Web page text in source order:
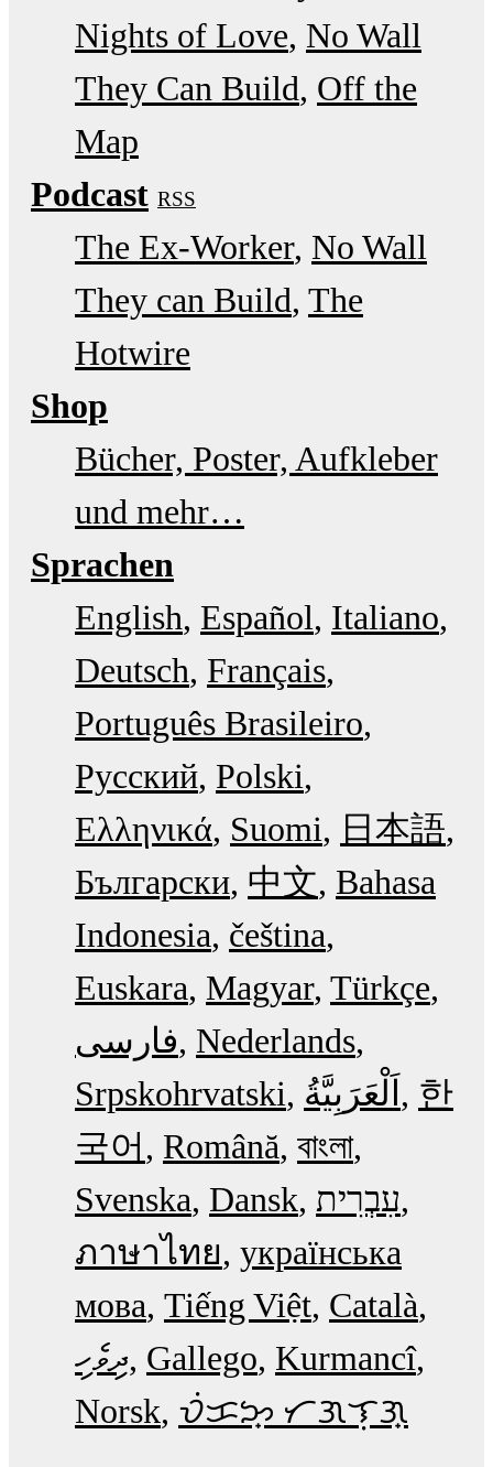
Nights of Love No Wall
They Can Build Off the
Map
Podcast RSS
The Ex-Worker No Wall
They can Build The
Hotwire
Shop
Bücher, Poster, Aufkleber
und mehr…
Sprachen
English Español Italiano
Deutsch Français
Português Brasileiro
Русский Polski
Ελληνικά Suomi
日本語
Български 中文 Bahasa
Indonesia čeština
Euskara Magyar Türkçe
فارسی Nederlands
Srpskohrvatski
한
국어
Română বাংলা
Svenska Dansk עִבְרִית
ภาษาไทย українська
мова Tiếng Việt Català
ދިވެހި Gallego Kurmancî
Norsk ᜏᜒᜃᜅ᜔ ᜆᜄᜎᜓᜄ᜔